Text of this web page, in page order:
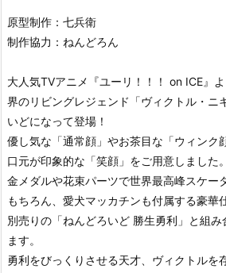
原型制作：七兵衛
制作協力：ねんどろん
大人気TVアニメ『ユーリ！！！ on ICE』
界のリビングレジェンド「ヴィクトル・ニ
いどになって登場！
優し気な「通常顔」やお茶目な「ウィンク
口元が印象的な「笑顔」をご用意しました。
金メダルや花束パーツで世界最高峰スケー
もちろん、愛犬マッカチンも付属する豪華
別売りの「ねんどろいど 勝生勇利」と組み
ます。
勇利をびっくりさせる天才、ヴィクトルを